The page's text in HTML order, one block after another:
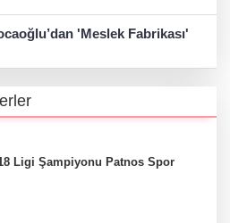
'Meslek Fabrikası'
Ligi Şampiyonu Patnos Spor